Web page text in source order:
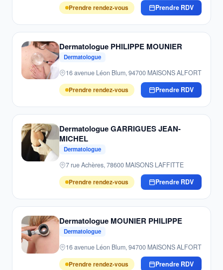
Prendre rendez-vous
Prendre RDV
Dermatologue PHILIPPE MOUNIER
Dermatologue
16 avenue Léon Blum, 94700 MAISONS ALFORT
Prendre rendez-vous
Prendre RDV
Dermatologue GARRIGUES JEAN-
MICHEL
Dermatologue
7 rue Achères, 78600 MAISONS LAFFITTE
Prendre rendez-vous
Prendre RDV
Dermatologue MOUNIER PHILIPPE
Dermatologue
16 avenue Léon Blum, 94700 MAISONS ALFORT
Prendre rendez-vous
Prendre RDV